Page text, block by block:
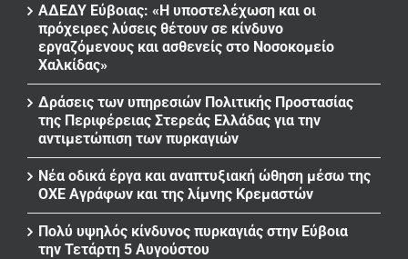
ΑΔΕΔΥ Εύβοιας: «Η υποστελέχωση και οι
πρόχειρες λύσεις θέτουν σε κίνδυνο
εργαζόμενους και ασθενείς στο Νοσοκομείο
Χαλκίδας»
Δράσεις των υπηρεσιών Πολιτικής Προστασίας
της Περιφέρειας Στερεάς Ελλάδας για την
αντιμετώπιση των πυρκαγιών
Νέα οδικά έργα και αναπτυξιακή ώθηση μέσω της
ΟΧΕ Αγράφων και της λίμνης Κρεμαστών
Πολύ υψηλός κίνδυνος πυρκαγιάς στην Εύβοια
την Τετάρτη 5 Αυγούστου